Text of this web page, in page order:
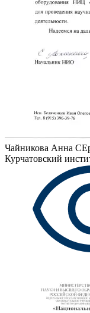
Чайникова Анна
Курчатовский